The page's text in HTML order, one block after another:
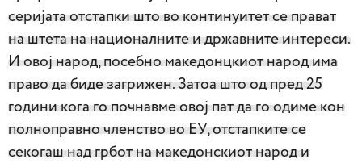
серијата отстапки што во континуитет се прават
на штета на националните и државните интереси.
И овој народ, посебно македонцкиот народ има
право да биде загрижен. Затоа што од пред 25
години кога го почнавме овој пат да го одиме кон
полноправно членство во ЕУ, отстапките се
секогаш над грбот на македонскиот народ и